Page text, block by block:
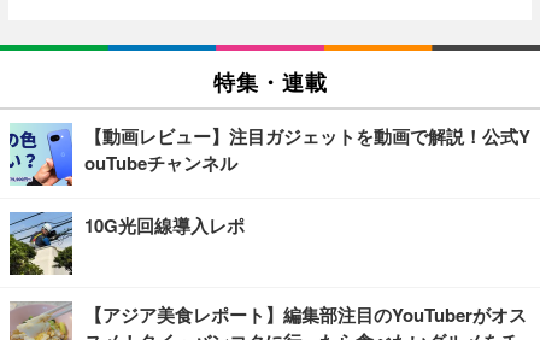
特集・連載
【動画レビュー】注目ガジェットを動画で解説！公式Y
ouTubeチャンネル
10G光回線導入レポ
【アジア美食レポート】編集部注目のYouTuberがオス